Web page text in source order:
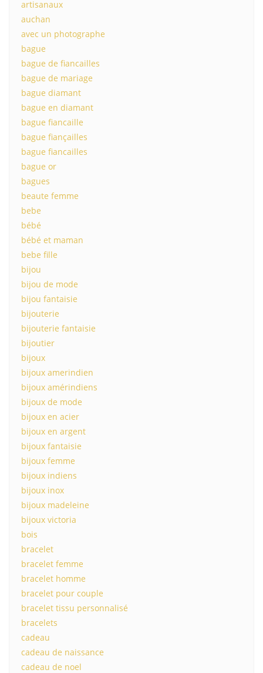
artisanaux
auchan
avec un photographe
bague
bague de fiancailles
bague de mariage
bague diamant
bague en diamant
bague fiancaille
bague fiançailles
bague fiancailles
bague or
bagues
beaute femme
bebe
bébé
bébé et maman
bebe fille
bijou
bijou de mode
bijou fantaisie
bijouterie
bijouterie fantaisie
bijoutier
bijoux
bijoux amerindien
bijoux amérindiens
bijoux de mode
bijoux en acier
bijoux en argent
bijoux fantaisie
bijoux femme
bijoux indiens
bijoux inox
bijoux madeleine
bijoux victoria
bois
bracelet
bracelet femme
bracelet homme
bracelet pour couple
bracelet tissu personnalisé
bracelets
cadeau
cadeau de naissance
cadeau de noel